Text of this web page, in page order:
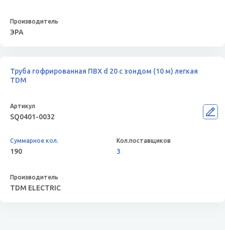
ЭРА
Труба гофрированная ПВХ d 20 с зондом (10 м) легкая
TDM
SQ0401-0032
190 3
TDM ELECTRIC